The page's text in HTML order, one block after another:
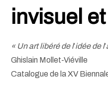
invisuel
« Un art libéré de l’idée de l’
Ghislain Mollet-Viéville
Catalogue de la XV